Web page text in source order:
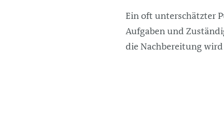
Ein oft unterschätzter
Aufgaben und
die Nachbereitung